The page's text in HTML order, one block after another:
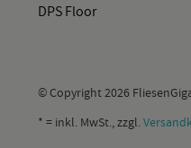
DPS Floor
© Co­py­right 2026
* = inkl. MwSt., zzgl.